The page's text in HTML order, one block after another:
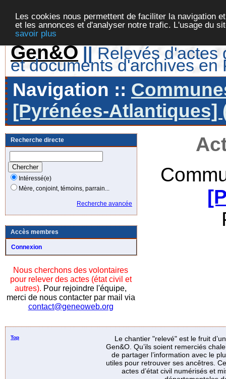
Les cookies nous permettent de faciliter la navigation
et les annonces et d'analyser notre trafic. L'usage du
savoir plus
Gen&O || Relevés d'actes
et documents d'archives en
Navigation ::
[Pyrénées-Atlantiques]
Recherche directe
Intéressé(e)
Mère, conjoint, témoins, parrain...
Recherche avancée
Accès membres
Connexion
Nous cherchons des volontaires
pour relever des actes (état civil et
autres). Pour rejoindre l'équipe,
merci de nous contacter par mail via
contact@geneoweb.org
Top
Le chantier "relevé" est le fruit
Gen&O. Qu’ils soient remerciés
de partager l’information avec le
utiles pour retrouver ses ancêtres.
actes d’état civil numérisés et